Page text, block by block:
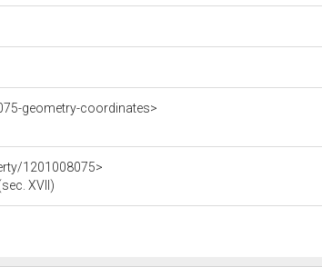
geometry-coordinates>
1201008075>
XVII)